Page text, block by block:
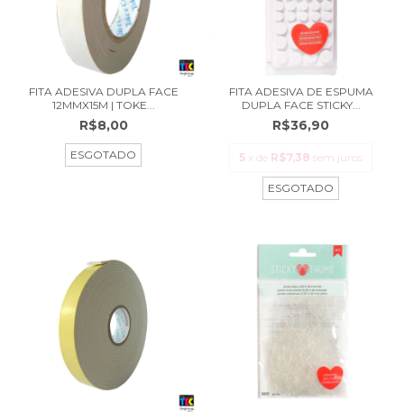
FITA ADESIVA DUPLA FACE
12MMX15M | TOKE...
R$8,00
ESGOTADO
FITA ADESIVA DE ESPUMA
DUPLA FACE STICKY...
R$36,90
5 x de R$7,38 sem juros
ESGOTADO